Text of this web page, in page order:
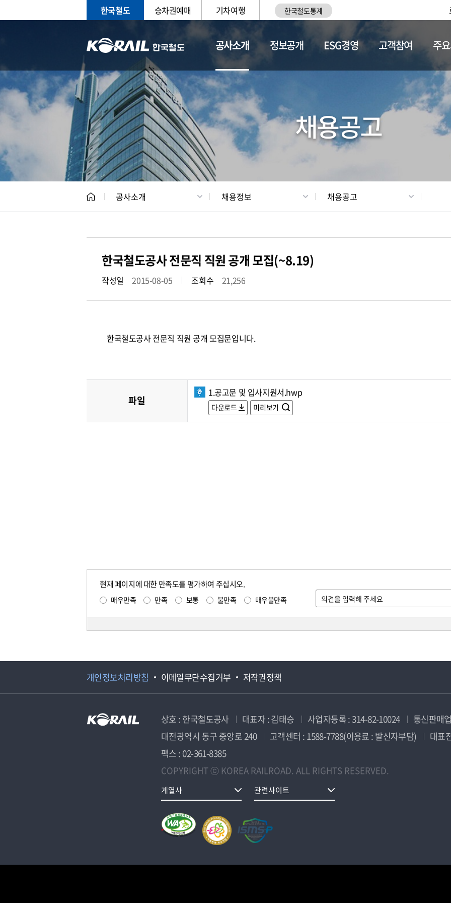
한국철도 승차권예매 기차여행 한국철도통계
공사소개
CEO 일반현황 채용정보
정보공개 ESG경영 고객참여 주
채용공고
공사소개 채용정보 채용공고
한국철도공사 전문직 직원 공개 모집(~8.19)
작성일 2015-08-05 조회수 21,256
한국철도공사 전문직 직원 공개 모집문입니다.
파일
1.공고문 및 입사지원서.hwp
다운로드 미리보기
현재 페이지에 대한 만족도를 평가하여 주십시오.
매우만족 만족 보통 불만족 매우불만족
개인정보처리방침 이메일무단수집거부 저작권정책
상호 : 한국철도공사 대표자 : 김태승 사업자등록 : 314-82-10024
통신판매
대전광역시 동구 중앙로 240
고객센터 : 1588-7788(이용료 : 발신자부담)
대표
팩스 : 02-361-8385
COPYRIGHT ⓒ KOREA RAILROAD. ALL RIGHTS RESERVED.
계열사 관련사이트